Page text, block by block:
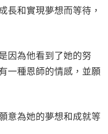
長和實現夢想而等待，
因為他看到了她的努
一種恩師的情感，並願
意為她的夢想和成就等